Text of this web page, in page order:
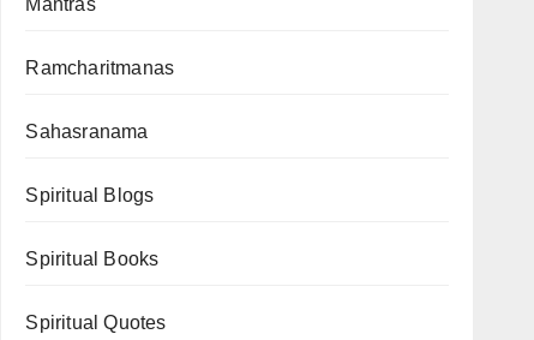
Ramcharitmanas
Sahasranama
Spiritual Blogs
Spiritual Books
Spiritual Quotes